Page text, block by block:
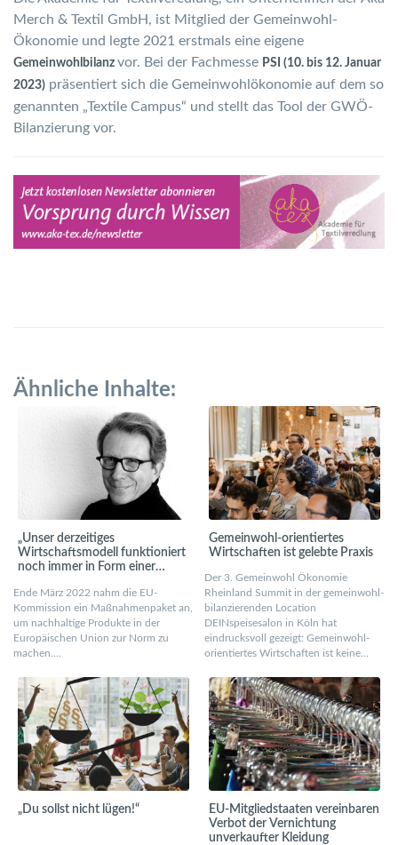
Merch & Textil GmbH, ist Mitglied der Gemeinwohl-
Ökonomie und legte 2021 erstmals eine eigene
Gemeinwohlbilanz vor. Bei der Fachmesse PSI (10. bis 12. Januar
2023) präsentiert sich die Gemeinwohlökonomie auf dem so
genannten „Textile Campus“ und stellt das Tool der GWÖ-
Bilanzierung vor.
Ähnliche Inhalte:
„Unser derzeitiges
Wirtschaftsmodell funktioniert
noch immer in Form einer
Ende März 2022 nahm die EU-
Kommission ein Maßnahmenpaket an,
um nachhaltige Produkte in der
Europäischen Union zur Norm zu
machen.…
Gemeinwohl-orientiertes
Wirtschaften ist gelebte Praxis
Der 3. Gemeinwohl Ökonomie
Rheinland Summit in der gemeinwohl-
bilanzierenden Location
DEINspeisesalon in Köln hat
eindrucksvoll gezeigt: Gemeinwohl-
orientiertes Wirtschaften ist keine…
„Du sollst nicht lügen!“
EU-Mitgliedstaaten vereinbaren
Verbot der Vernichtung
unverkaufter Kleidung